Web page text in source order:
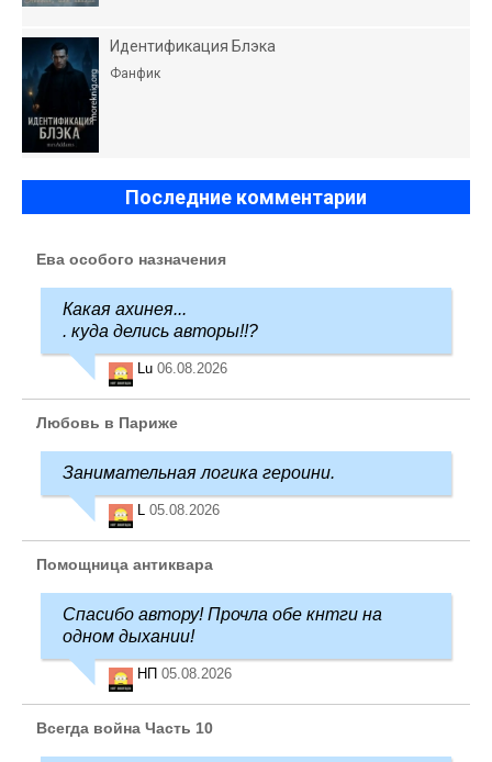
Идентификация Блэка
Фанфик
Последние комментарии
Ева особого назначения
Какая ахинея...
. куда делись авторы!!?
Lu 06.08.2026
Любовь в Париже
Занимательная логика героини.
05.08.2026
Помощница антиквара
Спасибо автору! Прочла обе кнтги на
одном дыхании!
НП 05.08.2026
Всегда война Часть 10